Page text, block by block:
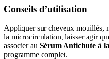
Conseils d’utilisation
Appliquer sur cheveux mouillés,
la microcirculation, laisser agir
associer au Sérum Antichute à
programme complet.